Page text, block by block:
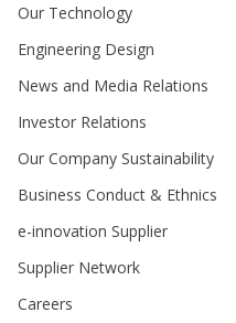
Our Technology
Engineering Design
News and Media Relations
Investor Relations
Our Company Sustainability
Business Conduct & Ethnics
e-innovation Supplier
Supplier Network
Careers